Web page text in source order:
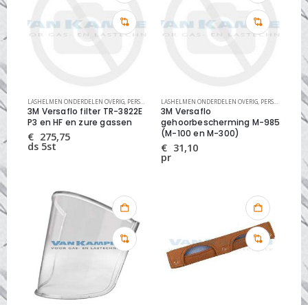
LASHELMEN ONDERDELEN OVERIG PERSOONLIJKE VEILIGHEID
3M Versaflo filter TR-3822E
P3 en HF en zure gassen
€ 275,75
ds 5st
LASHELMEN ONDERDELEN OVERIG PERSOONLIJKE VEILIGHEID
3M Versaflo
gehoorbescherming M-985
(M-100 en M-300)
€ 31,10
pr